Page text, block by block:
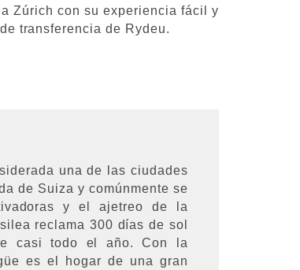
Zúrich con su experiencia fácil y
transferencia de Rydeu.
una de las ciudades
de Suiza y comúnmente se
y el ajetreo de la
reclama 300 días de sol
casi todo el año. Con la
es el hogar de una gran